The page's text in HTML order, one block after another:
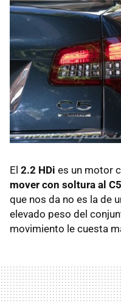
El 2.2 HDi es un motor
mover con soltura al C5
que nos da no es la de
elevado peso del
movimiento le cuesta